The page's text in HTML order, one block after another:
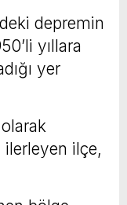
depremin
yıllara
yer
olarak
ilçe,